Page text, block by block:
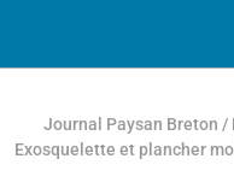
Journal Paysan Breton /
Exosquelette et plancher